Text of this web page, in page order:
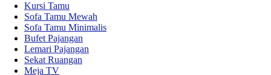
Kursi Tamu
Sofa Tamu Mewah
Sofa Tamu Minimalis
Bufet Pajangan
Lemari Pajangan
Sekat Ruangan
Meja TV